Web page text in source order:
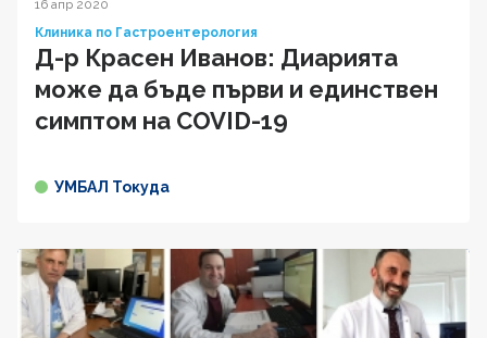
16 апр 2020
Клиника по Гастроентерология
Д-р Красен Иванов: Диарията
може да бъде първи и единствен
симптом на COVID-19
УМБАЛ Токуда